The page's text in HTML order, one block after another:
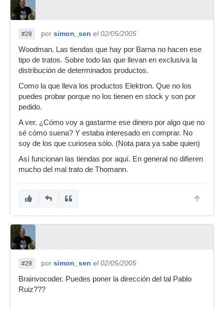
#28 por simon_sen el 02/05/2005
Woodman. Las tiendas que hay por Barna no hacen ese
tipo de tratos. Sobre todo las que llevan en exclusiva la
distribución de determinados productos.
Como la que lleva los productos Elektron. Que no los
puedes probar porque no los tienen en stock y son por
pedido.
A ver. ¿Cómo voy a gastarme ese dinero por algo que no
sé cómo suena? Y estaba interesado en comprar. No
soy de los que curiosea sólo. (Nota para ya sabe quien)
Así funcionan las tiendas por aquí. En general no difieren
mucho del mal trato de Thomann.
#29 por simon_sen el 02/05/2005
Brainvocoder. Puedes poner la dirección del tal Pablo
Ruiz???